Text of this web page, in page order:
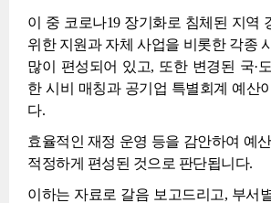
이 중 코로나19 장기화로 침체된 지역
위한 지원과 자체 사업을 비롯한 각종
많이 편성되어 있고, 또한 변경된 국·
한 시비 매칭과 공기업 특별회계 예산
다.
효율적인 재정 운영 등을 감안하여 예
적정하게 편성된 것으로 판단됩니다.
이하는 자료로 갈음 보고드리고, 부서